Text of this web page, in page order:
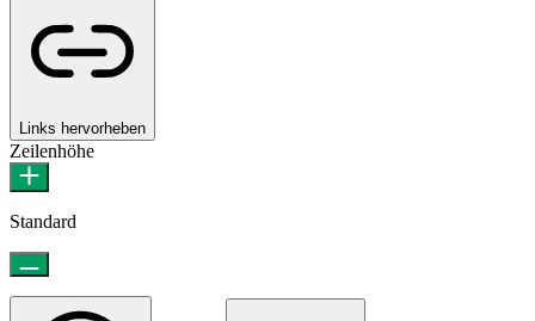
Links hervorheben
Zeilenhöhe
Standard